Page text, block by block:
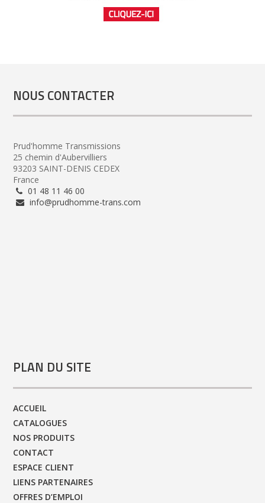
NOUS CONTACTER
Prud'homme Transmissions
25 chemin d'Aubervilliers
93203 SAINT-DENIS CEDEX
France
01 48 11 46 00
info@prudhomme-trans.com
PLAN DU SITE
ACCUEIL
CATALOGUES
NOS PRODUITS
CONTACT
ESPACE CLIENT
LIENS PARTENAIRES
OFFRES D’EMPLOI